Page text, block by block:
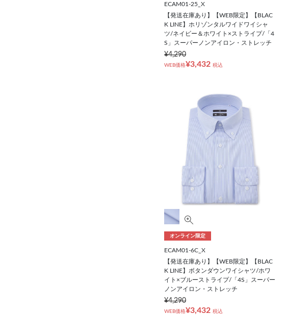
ECAM01-25_X
【発送在庫あり】【WEB限定】【BLAC
K LINE】ホリゾンタルワイドワイシャ
ツ/ネイビー＆ホワイト×ストライプ/「4
S」スーパーノンアイロン・ストレッチ
¥4,290
WEB価格¥3,432 税込
オンライン限定
ECAM01-6C_X
【発送在庫あり】【WEB限定】【BLAC
K LINE】ボタンダウンワイシャツ/ホワ
イト×ブルーストライプ/「4S」スーパー
ノンアイロン・ストレッチ
¥4,290
WEB価格¥3,432 税込